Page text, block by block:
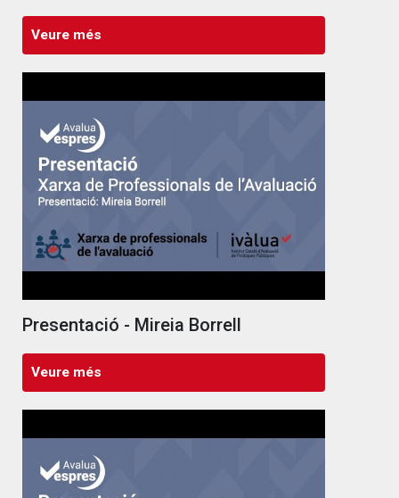
Veure més
Presentació - Mireia Borrell
Veure més